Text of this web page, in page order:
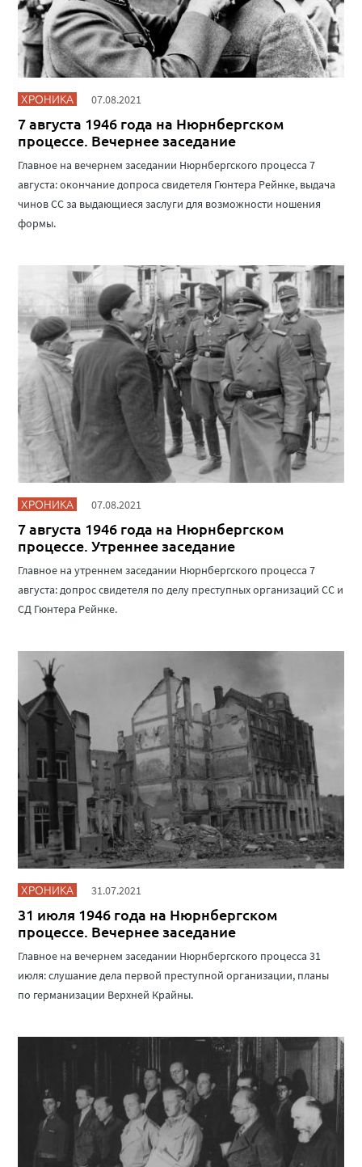
ХРОНИКА 07.08.2021
7 августа 1946 года на Нюрнбергском
процессе. Вечернее заседание
Главное на вечернем заседании Нюрнбергского процесса 7
августа: окончание допроса свидетеля Гюнтера Рейнке, выдача
чинов СС за выдающиеся заслуги для возможности ношения
формы.
ХРОНИКА 07.08.2021
7 августа 1946 года на Нюрнбергском
процессе. Утреннее заседание
Главное на утреннем заседании Нюрнбергского процесса 7
августа: допрос свидетеля по делу преступных организаций СС и
СД Гюнтера Рейнке.
ХРОНИКА 31.07.2021
31 июля 1946 года на Нюрнбергском
процессе. Вечернее заседание
Главное на вечернем заседании Нюрнбергского процесса 31
июля: слушание дела первой преступной организации, планы
по германизации Верхней Крайны.